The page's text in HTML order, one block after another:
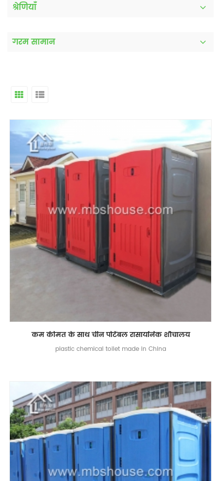
श्रेणियाँ
गरम सामान
कम कीमत के साथ चीन पोर्टेबल रासायनिक शौचालय
plastic chemical toilet made in China